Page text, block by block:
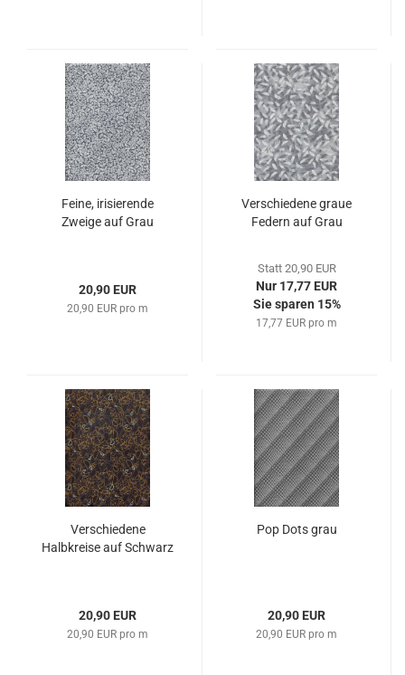
Feine, irisierende
Zweige auf Grau
20,90 EUR
20,90 EUR pro m
Verschiedene graue
Federn auf Grau
Statt 20,90 EUR
Nur 17,77 EUR
Sie sparen 15%
17,77 EUR pro m
Verschiedene
Halbkreise auf Schwarz
20,90 EUR
20,90 EUR pro m
Pop Dots grau
20,90 EUR
20,90 EUR pro m